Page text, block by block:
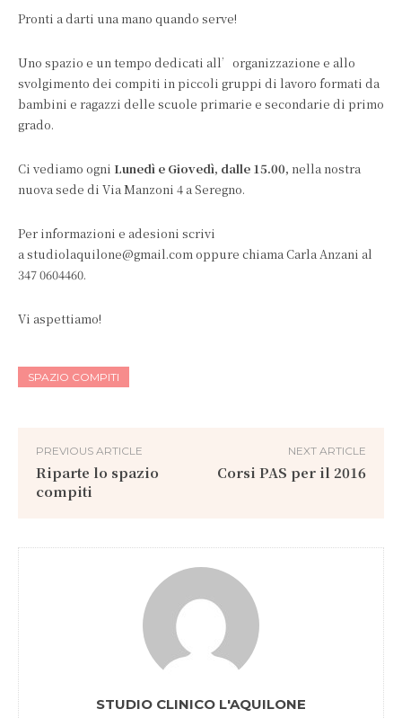
Pronti a darti una mano quando serve!
Uno spazio e un tempo dedicati all’organizzazione e allo
svolgimento dei compiti in piccoli gruppi di lavoro formati da
bambini e ragazzi delle scuole primarie e secondarie di primo
grado.
Ci vediamo ogni Lunedì e Giovedì, dalle 15.00, nella nostra
nuova sede di Via Manzoni 4 a Seregno.
Per informazioni e adesioni scrivi
a studiolaquilone@gmail.com oppure chiama Carla Anzani al
347 0604460.
Vi aspettiamo!
SPAZIO COMPITI
PREVIOUS ARTICLE
Riparte lo spazio
compiti
NEXT ARTICLE
Corsi PAS per il 2016
STUDIO CLINICO L'AQUILONE